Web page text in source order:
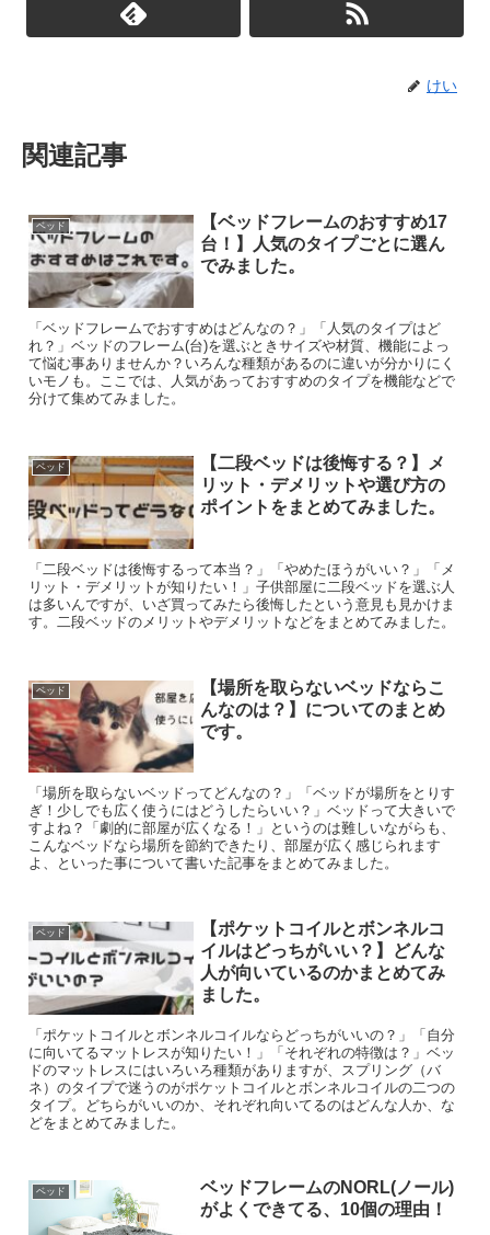
けい
関連記事
ベッド
【ベッドフレームのおすすめ17
台！】人気のタイプごとに選ん
でみました。
「ベッドフレームでおすすめはどんなの？」「人気のタイプはど
れ？」ベッドのフレーム(台)を選ぶときサイズや材質、機能によっ
て悩む事ありませんか？いろんな種類があるのに違いが分かりにく
いモノも。ここでは、人気があっておすすめのタイプを機能などで
分けて集めてみました。
ベッド
【二段ベッドは後悔する？】メ
リット・デメリットや選び方の
ポイントをまとめてみました。
「二段ベッドは後悔するって本当？」「やめたほうがいい？」「メ
リット・デメリットが知りたい！」子供部屋に二段ベッドを選ぶ人
は多いんですが、いざ買ってみたら後悔したという意見も見かけま
す。二段ベッドのメリットやデメリットなどをまとめてみました。
ベッド
【場所を取らないベッドならこ
んなのは？】についてのまとめ
です。
「場所を取らないベッドってどんなの？」「ベッドが場所をとりす
ぎ！少しでも広く使うにはどうしたらいい？」ベッドって大きいで
すよね？「劇的に部屋が広くなる！」というのは難しいながらも、
こんなベッドなら場所を節約できたり、部屋が広く感じられます
よ、といった事について書いた記事をまとめてみました。
ベッド
【ポケットコイルとボンネルコ
イルはどっちがいい？】どんな
人が向いているのかまとめてみ
ました。
「ポケットコイルとボンネルコイルならどっちがいいの？」「自分
に向いてるマットレスが知りたい！」「それぞれの特徴は？」ベッ
ドのマットレスにはいろいろ種類がありますが、スプリング（バ
ネ）のタイプで迷うのがポケットコイルとボンネルコイルの二つの
タイプ。どちらがいいのか、それぞれ向いてるのはどんな人か、な
どをまとめてみました。
ベッド
ベッドフレームのNORL(ノール)
がよくできてる、10個の理由！